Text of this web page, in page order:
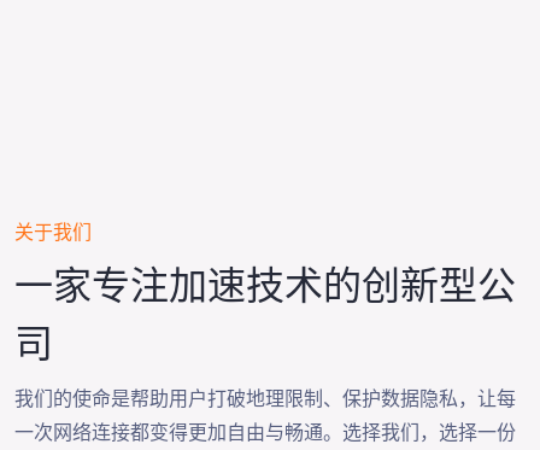
关于我们
一家专注加速技术的创新型公
司
我们的使命是帮助用户打破地理限制、保护数据隐私，让每
一次网络连接都变得更加自由与畅通。选择我们，选择一份